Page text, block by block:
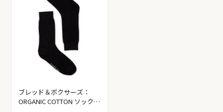
ブレッド＆ボクサーズ：
ORGANIC COTTON ソックス